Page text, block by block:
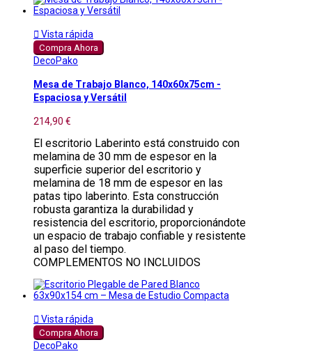
 Vista rápida
Compra Ahora
DecoPako
Mesa de Trabajo Blanco, 140x60x75cm -
Espaciosa y Versátil
214,90 €
El escritorio Laberinto está construido con
melamina de 30 mm de espesor en la
superficie superior del escritorio y
melamina de 18 mm de espesor en las
patas tipo laberinto. Esta construcción
robusta garantiza la durabilidad y
resistencia del escritorio, proporcionándote
un espacio de trabajo confiable y resistente
al paso del tiempo.
COMPLEMENTOS NO INCLUIDOS
 Vista rápida
Compra Ahora
DecoPako